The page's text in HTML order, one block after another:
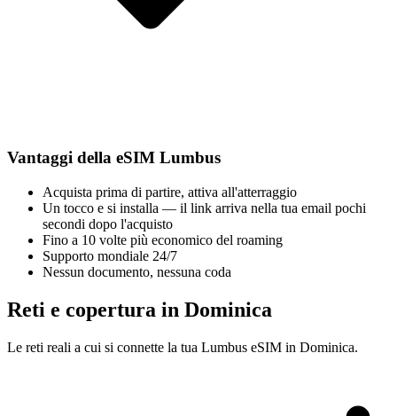
Vantaggi della eSIM Lumbus
Acquista prima di partire, attiva all'atterraggio
Un tocco e si installa — il link arriva nella tua email pochi
secondi dopo l'acquisto
Fino a 10 volte più economico del roaming
Supporto mondiale 24/7
Nessun documento, nessuna coda
Reti e copertura in Dominica
Le reti reali a cui si connette la tua Lumbus eSIM in Dominica.